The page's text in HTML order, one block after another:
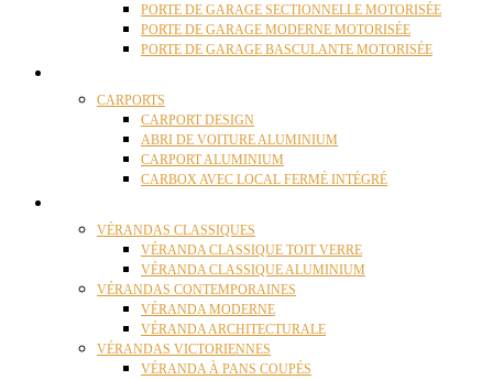
PORTE DE GARAGE SECTIONNELLE MOTORISÉE
PORTE DE GARAGE MODERNE MOTORISÉE
PORTE DE GARAGE BASCULANTE MOTORISÉE
CARPORTS
CARPORT DESIGN
ABRI DE VOITURE ALUMINIUM
CARPORT ALUMINIUM
CARBOX AVEC LOCAL FERMÉ INTÉGRÉ
VÉRANDAS CLASSIQUES
VÉRANDA CLASSIQUE TOIT VERRE
VÉRANDA CLASSIQUE ALUMINIUM
VÉRANDAS CONTEMPORAINES
VÉRANDA MODERNE
VÉRANDA ARCHITECTURALE
VÉRANDAS VICTORIENNES
VÉRANDA À PANS COUPÉS